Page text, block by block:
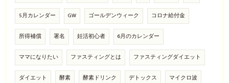
5月カレンダー GW ゴールデンウィーク コロナ給付金
所得補償 署名 妊活初心者 6月のカレンダー
ママになりたい ファスティングとは ファスティングダイエット
ダイエット 酵素 酵素ドリンク デトックス マイクロ波